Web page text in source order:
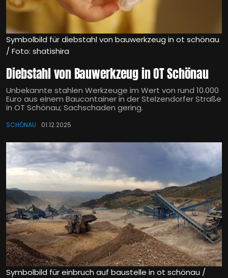
Symbolbild für diebstahl von bauwerkzeug in ot schönau
/ Foto: shatishira
Diebstahl von Bauwerkzeug in OT Schönau
Unbekannte stahlen Werkzeuge im Wert von rund 10.000
Euro aus einem Baucontainer in der Stelzendorfer Straße
in OT Schönau; Sachschaden gering.
SCHÖNAU 01.12.2025
Symbolbild für einbruch auf baustelle in ot schönau /